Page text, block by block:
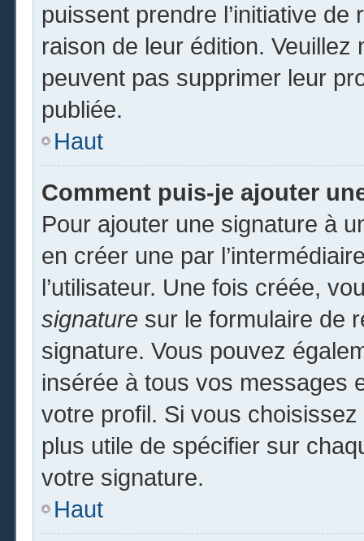
puissent prendre l’initiative
raison de leur édition.
peuvent pas supprimer leur
publiée.
Haut
Comment puis-je ajouter
Pour ajouter une signature à
en créer une par
l’utilisateur. Une fois créée,
signature sur le formulaire de
signature. Vous pouvez
insérée à tous vos messages
votre profil. Si vous
plus utile de spécifier sur
votre signature.
Haut